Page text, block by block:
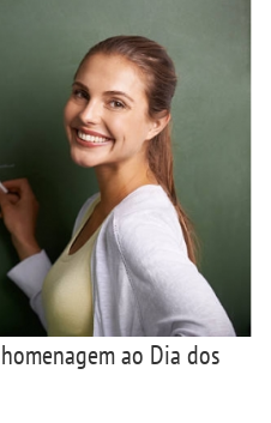
ao Dia dos